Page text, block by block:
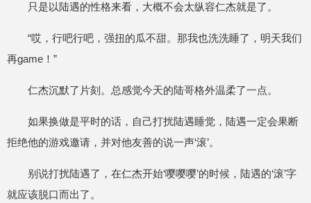
只是以陆遇的性格来看，大概不会太纵容仁杰就是了。
“哎，行吧行吧，强扭的瓜不甜。那我也洗洗睡了，明天我们
再game！”
仁杰沉默了片刻。总感觉今天的陆哥格外温柔了一点。
如果换做是平时的话，自己打扰陆遇睡觉，陆遇一定会果断
拒绝他的游戏邀请，并对他友善的说一声‘滚’。
别说打扰陆遇了，在仁杰开始‘嘤嘤嘤’的时候，陆遇的‘滚’字
就应该脱口而出了。